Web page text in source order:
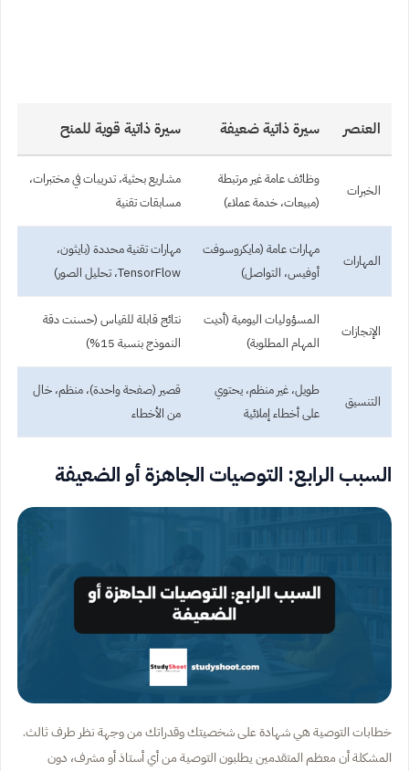
العنصر سيرة ذاتية ضعيفة سيرة ذاتية قوية للمنح
الخبرات
وظائف عامة غير مرتبطة
(مبيعات، خدمة عملاء)
مشاريع بحثية، تدريبات في مختبرات،
مسابقات تقنية
المهارات
مهارات عامة (مايكروسوفت
أوفيس، التواصل)
مهارات تقنية محددة (بايثون،
TensorFlow، تحليل الصور)
الإنجازات
المسؤوليات اليومية (أديت
المهام المطلوبة)
نتائج قابلة للقياس (حسنت دقة
النموذج بنسبة 15%)
التنسيق
طويل، غير منظم، يحتوي
على أخطاء إملائية
قصير (صفحة واحدة)، منظم، خال
من الأخطاء
السبب الرابع: التوصيات الجاهزة أو الضعيفة
خطابات التوصية هي شهادة على شخصيتك وقدراتك من وجهة نظر طرف ثالث.
المشكلة أن معظم المتقدمين يطلبون التوصية من أي أستاذ أو مشرف، دون